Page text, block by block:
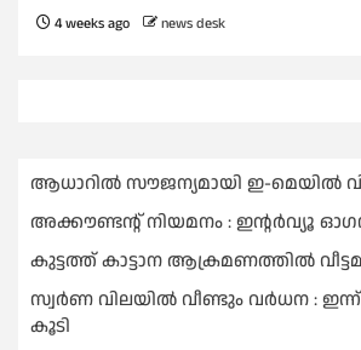
4 weeks ago news desk
ആധാറിൽ സൗജന്യമായി ഇ-മെയിൽ
അക്കൗണ്ടന്റ് നിയമനം : ഇൻ്റർവ്യൂ
കുട്ടത്ത് കാട്ടാന ആക്രമണത്തിൽ
സ്വർണ വിലയില്‍ വീണ്ടും വർധന :
കൂടി